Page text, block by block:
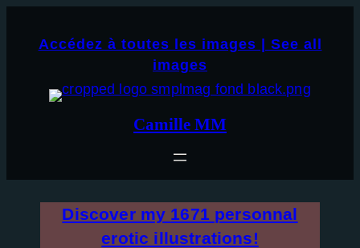
Accédez à toutes les images | See all
images
Camille MM
Discover my 1671 personnal
erotic illustrations!